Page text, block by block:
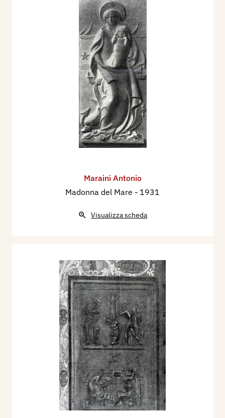
Maraini Antonio
Madonna del Mare - 1931
Visualizza scheda